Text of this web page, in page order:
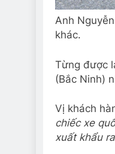
Anh
khác.
Từng được
(Bắc Ninh)
Vị khách
chiếc xe
xuất khẩu